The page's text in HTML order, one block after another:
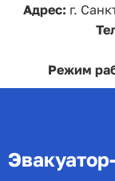
Адрес: г.
Режим